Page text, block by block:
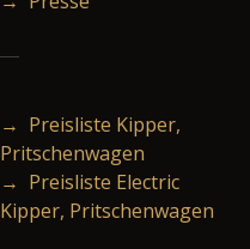
→ Preisliste Kipper,
Pritschenwagen
→ Preisliste Electric
Kipper, Pritschenwagen